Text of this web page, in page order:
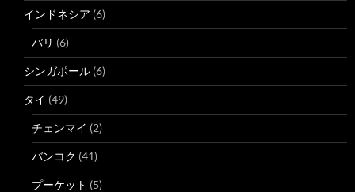
インドネシア (6)
バリ (6)
シンガポール (6)
タイ (49)
チェンマイ (2)
バンコク (41)
プーケット (5)